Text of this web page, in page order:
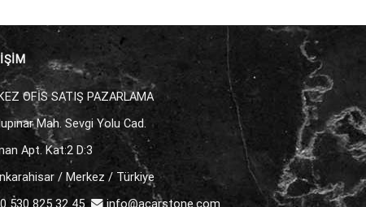
OFİS SATIŞ PAZARLAMA
Mah. Sevgi Yolu Cad.
Apt. Kat:2 D:3
/ Merkez / Türkiye
530 825 32 45
info@acarstone.com